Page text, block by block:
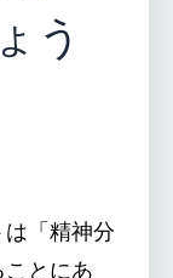
う
「精神分
とにあ